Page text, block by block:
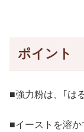
ポイント
■強力粉は、｢は
■イーストを溶